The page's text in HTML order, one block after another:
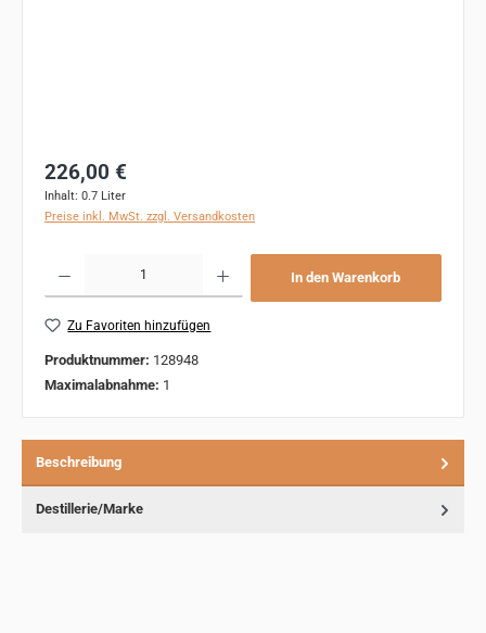
Regulärer Preis:
226,00 €
Inhalt: 0.7 Liter
Preise inkl. MwSt. zzgl. Versandkosten
In den Warenkorb
Zu Favoriten hinzufügen
Produktnummer: 128948
Maximalabnahme: 1
Beschreibung
Destillerie/Marke